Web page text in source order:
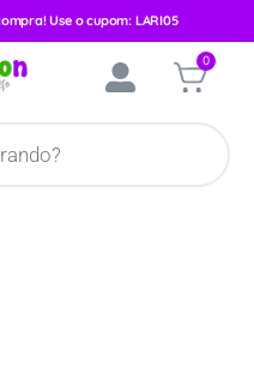
Use o cupom: LARI05
0
Chocalhos e
Pimpolho Vermelho/Azul